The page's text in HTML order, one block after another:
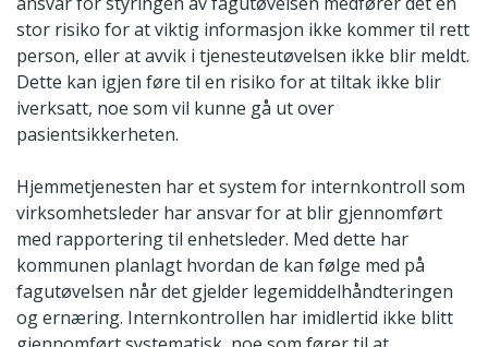
stor risiko for at viktig informasjon ikke kommer til rett
person, eller at avvik i tjenesteutøvelsen ikke blir meldt.
Dette kan igjen føre til en risiko for at tiltak ikke blir
iverksatt, noe som vil kunne gå ut over
pasientsikkerheten.
Hjemmetjenesten har et system for internkontroll som
virksomhetsleder har ansvar for at blir gjennomført
med rapportering til enhetsleder. Med dette har
kommunen planlagt hvordan de kan følge med på
fagutøvelsen når det gjelder legemiddelhåndteringen
og ernæring. Internkontrollen har imidlertid ikke blitt